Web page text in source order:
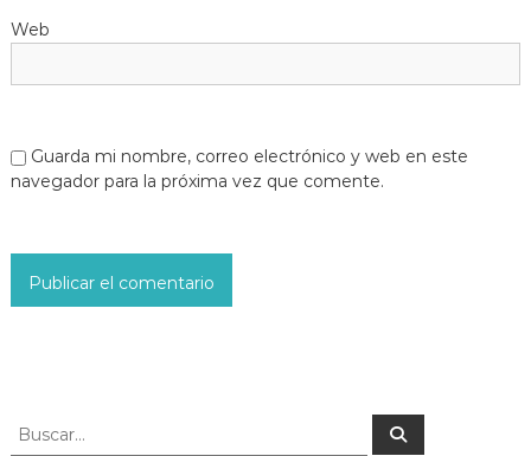
Web
Guarda mi nombre, correo electrónico y web en este
navegador para la próxima vez que comente.